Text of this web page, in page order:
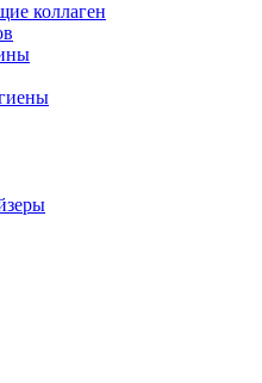
коллаген